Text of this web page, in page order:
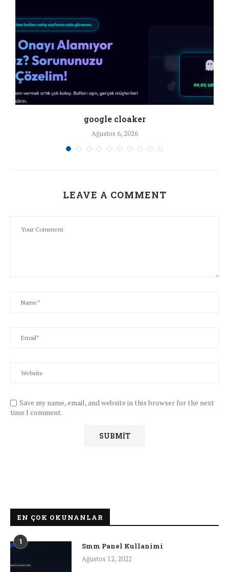
google cloaker
Ağustos 6, 2026
LEAVE A COMMENT
Save my name, email, and website in this browser for the next
time I comment.
EN ÇOK OKUNANLAR
1
Smm Panel Kullanimi
Ağustos 12, 2022